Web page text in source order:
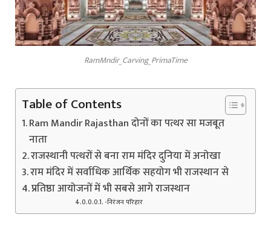
RamMndir_Carving_PrimaTime
Table of Contents
Ram Mandir Rajasthan दोनों का पत्थर सा मजबूत
नाता
राजस्थानी पत्थरों से बना राम मंदिर दुनिया में अनोखा
राम मंदिर में सर्वाधिक आर्थिक सहयोग भी राजस्थान से
प्रतिष्ठा आयोजनों में भी सबसे आगे राजस्थान
-निरंजन परिहार